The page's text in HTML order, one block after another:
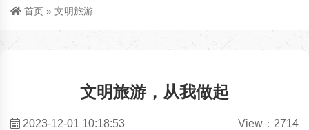
首页 » 文明旅游
文明旅游，从我做起
View：2714
2023-12-01 10:18:53